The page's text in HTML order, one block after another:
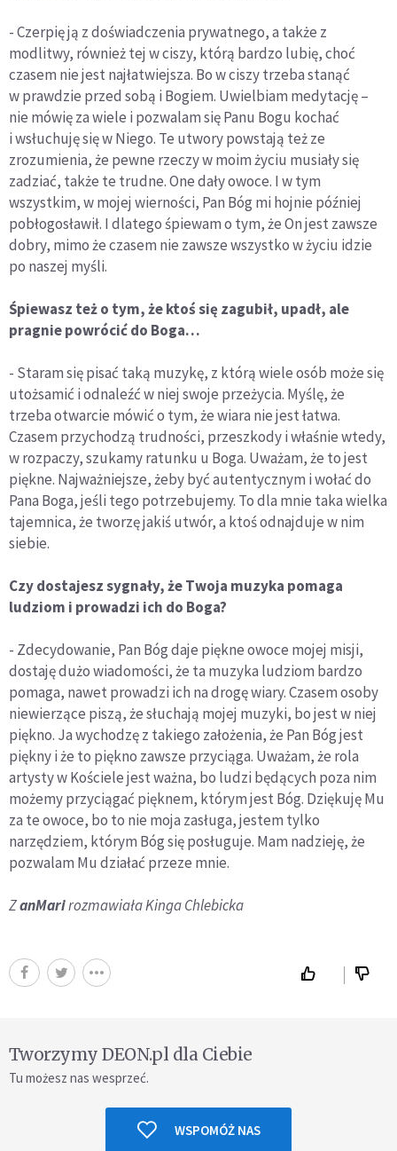
- Czerpię ją z doświadczenia prywatnego, a także z
modlitwy, również tej w ciszy, którą bardzo lubię, choć
czasem nie jest najłatwiejsza. Bo w ciszy trzeba stanąć
w prawdzie przed sobą i Bogiem. Uwielbiam medytację –
nie mówię za wiele i pozwalam się Panu Bogu kochać
i wsłuchuję się w Niego. Te utwory powstają też ze
zrozumienia, że pewne rzeczy w moim życiu musiały się
zadziać, także te trudne. One dały owoce. I w tym
wszystkim, w mojej wierności, Pan Bóg mi hojnie później
pobłogosławił. I dlatego śpiewam o tym, że On jest zawsze
dobry, mimo że czasem nie zawsze wszystko w życiu idzie
po naszej myśli.
Śpiewasz też o tym, że ktoś się zagubił, upadł, ale
pragnie powrócić do Boga…
- Staram się pisać taką muzykę, z którą wiele osób może się
utożsamić i odnaleźć w niej swoje przeżycia. Myślę, że
trzeba otwarcie mówić o tym, że wiara nie jest łatwa.
Czasem przychodzą trudności, przeszkody i właśnie wtedy,
w rozpaczy, szukamy ratunku u Boga. Uważam, że to jest
piękne. Najważniejsze, żeby być autentycznym i wołać do
Pana Boga, jeśli tego potrzebujemy. To dla mnie taka wielka
tajemnica, że tworzę jakiś utwór, a ktoś odnajduje w nim
siebie.
Czy dostajesz sygnały, że Twoja muzyka pomaga
ludziom i prowadzi ich do Boga?
- Zdecydowanie, Pan Bóg daje piękne owoce mojej misji,
dostaję dużo wiadomości, że ta muzyka ludziom bardzo
pomaga, nawet prowadzi ich na drogę wiary. Czasem osoby
niewierzące piszą, że słuchają mojej muzyki, bo jest w niej
piękno. Ja wychodzę z takiego założenia, że Pan Bóg jest
piękny i że to piękno zawsze przyciąga. Uważam, że rola
artysty w Kościele jest ważna, bo ludzi będących poza nim
możemy przyciągać pięknem, którym jest Bóg. Dziękuję Mu
za te owoce, bo to nie moja zasługa, jestem tylko
narzędziem, którym Bóg się posługuje. Mam nadzieję, że
pozwalam Mu działać przeze mnie.
ZanMarirozmawiała Kinga Chlebicka
Tworzymy DEON.pl dla Ciebie
Tu możesz nas wesprzeć.
WSPOMÓŻ NAS